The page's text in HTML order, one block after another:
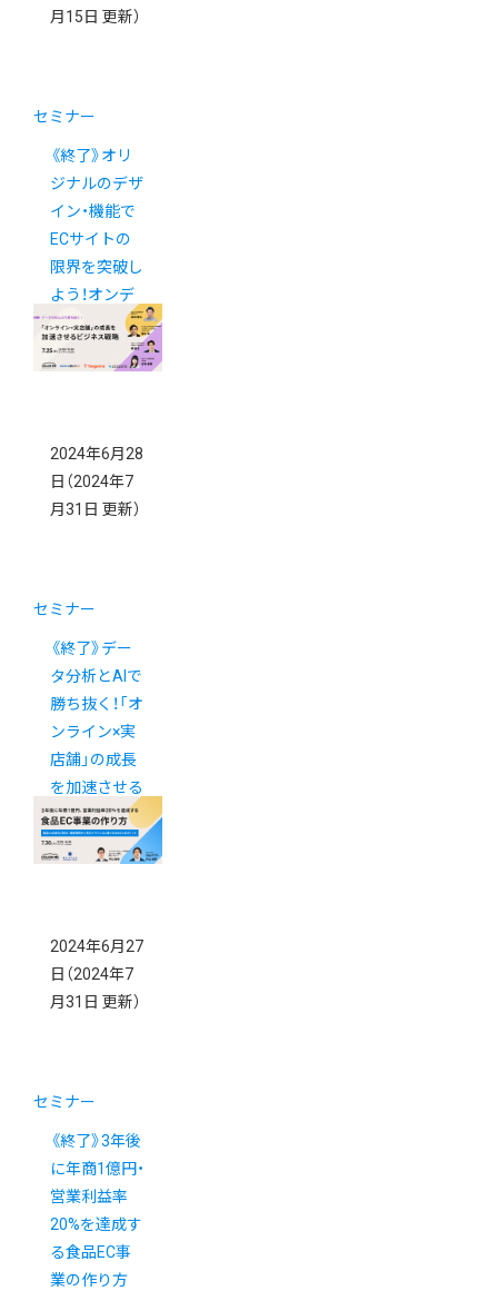
月15日 更新）
セミナー
《終了》オリ
ジナルのデザ
イン・機能で
ECサイトの
限界を突破し
よう！オンデ
マンド配信
2024年6月28
日 （2024年7
月31日 更新）
セミナー
《終了》デー
タ分析とAIで
勝ち抜く！「オ
ンライン×実
店舗」の成長
を加速させる
ビジネス戦略
2024年6月27
日 （2024年7
月31日 更新）
セミナー
《終了》3年後
に年商1億円・
営業利益率
20%を達成す
る食品EC事
業の作り方